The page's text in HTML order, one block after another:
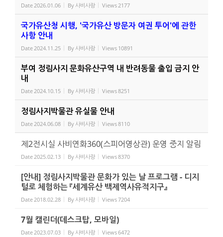
Date2026.01.06 By사비사랑 Views2177
국가유산청 시행, '국가유산 방문자 여권 투어'에 관한
사항 안내
Date2024.11.25 By사비사랑 Views 10891
부여 정림사지 문화유산구역 내 반려동물 출입 금지 안
내
Date2024.10.15 By사비사랑 Views8251
정림사지박물관 유실물 안내
Date2024.06.08 By사비사랑 Views8110
제2전시실 사비연화360(스피어영상관) 운영 중지 알림
Date2025.02.13 By사비사랑 Views8370
[안내] 정림사지박물관 문화가 있는 날 프로그램 - 디지
털로 체험하는 『세계유산 백제역사유적지구』
Date2018.02.28 By사비사랑 Views7204
7월 캘린더(데스크탑, 모바일)
Date2023.07.03 By사비사랑 Views6472